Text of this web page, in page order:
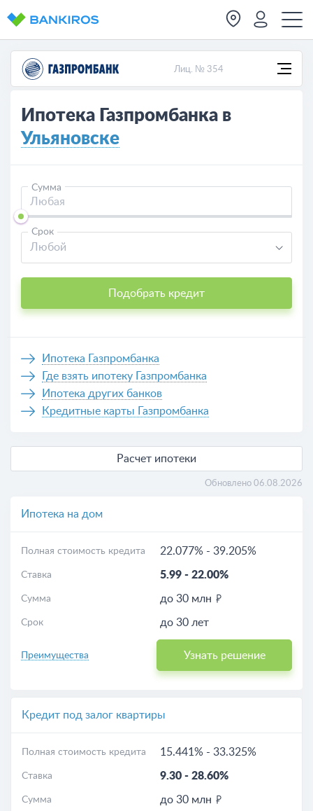
Лиц. № 354
Ипотека Газпромбанка в
Ульяновске
Сумма
Срок
Любой
Подобрать кредит
Ипотека Газпромбанка
Где взять ипотеку Газпромбанка
Ипотека других банков
Кредитные карты Газпромбанка
Расчет ипотеки
Обновлено 06.08.2026
Ипотека на дом
Полная стоимость кредита 22.077% - 39.205%
Ставка 5.99 - 22.00%
Сумма до 30 млн
Срок до 30 лет
Преимущества Узнать решение
Кредит под залог квартиры
Полная стоимость кредита 15.441% - 33.325%
Ставка 9.30 - 28.60%
Сумма до 30 млн